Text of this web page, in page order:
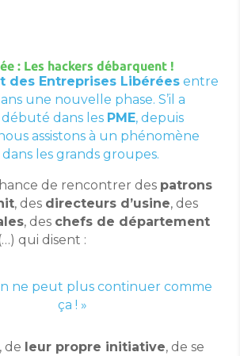
: Les hackers débarquent !
des Entreprises Libérées entre
une nouvelle phase. S’il a
dans les PME, depuis
assistons à un phénomène
les grands groupes.
de rencontrer des patrons
, des directeurs d’usine, des
, des chefs de département
(…) qui disent :
ne peut plus continuer comme
ça ! »
de leur propre initiative, de se